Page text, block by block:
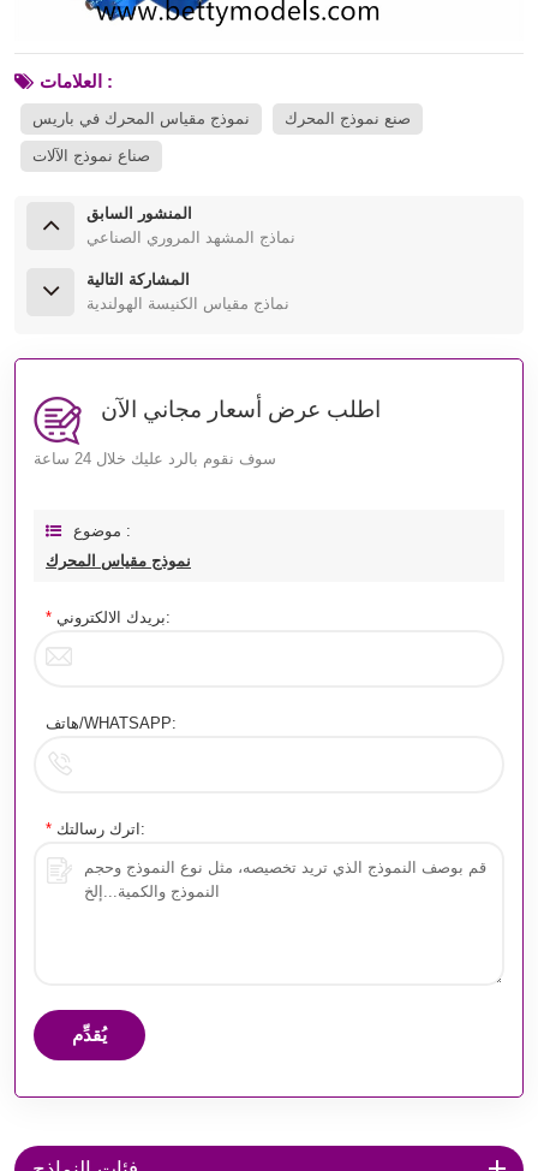
العلامات :
نموذج مقياس المحرك في باريس صنع نموذج المحرك
صناع نموذج الآلات
المنشور السابق
نماذج المشهد المروري الصناعي
المشاركة التالية
نماذج مقياس الكنيسة الهولندية
اطلب عرض أسعار مجاني الآن
سوف نقوم بالرد عليك خلال 24 ساعة
موضوع :
نموذج مقياس المحرك
* بريدك الالكتروني:
هاتف/WHATSAPP:
* اترك رسالتك:
يُقدِّم